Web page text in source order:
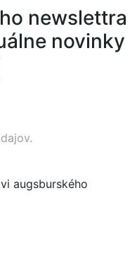
newslettra
novinky
augsburského